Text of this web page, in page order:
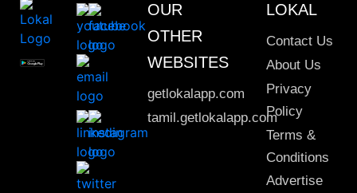
OUR
OTHER
WEBSITES
getlokalapp.com
tamil.getlokalapp.com
LOKAL
Contact Us
About Us
Privacy
Policy
Terms &
Conditions
Advertise